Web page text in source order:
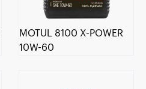
MOTUL 8100 X-POWER
10W-60